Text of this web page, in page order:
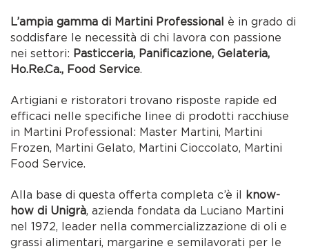
L’ampia gamma di Martini Professional è in grado di
soddisfare le necessità di chi lavora con passione
nei settori: Pasticceria, Panificazione, Gelateria,
Ho.Re.Ca., Food Service.
Artigiani e ristoratori trovano risposte rapide ed
efficaci nelle specifiche linee di prodotti racchiuse
in Martini Professional: Master Martini, Martini
Frozen, Martini Gelato, Martini Cioccolato, Martini
Food Service.
Alla base di questa offerta completa c’è il know-
how di Unigrà, azienda fondata da Luciano Martini
nel 1972, leader nella commercializzazione di oli e
grassi alimentari, margarine e semilavorati per le